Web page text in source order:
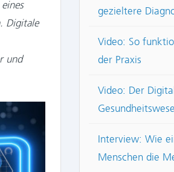
Digitale
und
gezieltere
Video: So
der Praxis
Video: Der
Interview: Wie
Menschen die